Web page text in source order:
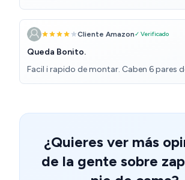
estupendo.buena calidad el color de la
chulo porque está envejecido y si no te
pones unos asientos acolchaditos y tan
Cliente Amazon✓ Verificado
Queda Bonito.
Facil i rapido de montar. Caben 6 pares
¿Quieres ver más
de la gente sobre